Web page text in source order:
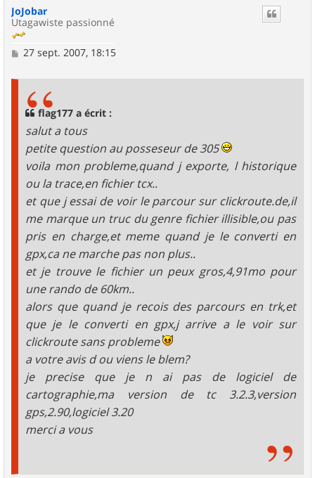
JoJobar
Utagawiste passionné
M
27 sept. 2007, 18:15
flag177 a écrit :
salut a tous
petite question au posseseur de 305
voila mon probleme,quand j exporte, l historique
ou la trace,en fichier tcx..
et que j essai de voir le parcour sur clickroute.de,il
me marque un truc du genre fichier illisible,ou pas
pris en charge,et meme quand je le converti en
gpx,ca ne marche pas non plus..
et je trouve le fichier un peux gros,4,91mo pour
une rando de 60km..
alors que quand je recois des parcours en trk,et
que je le converti en gpx,j arrive a le voir sur
clickroute sans probleme
a votre avis d ou viens le blem?
je precise que je n ai pas de logiciel de
cartographie,ma version de tc 3.2.3,version
gps,2.90,logiciel 3.20
merci a vous